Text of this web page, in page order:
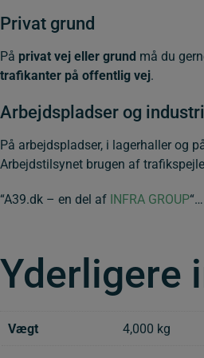
Privat grund
På privat vej eller grund må du
trafikanter på offentlig vej.
Arbejdspladser og industri
På arbejdspladser, i lagerhaller og
Arbejdstilsynet brugen af
“A39.dk – en del af INFRA GROUP
Yderligere
Vægt 4,000 kg